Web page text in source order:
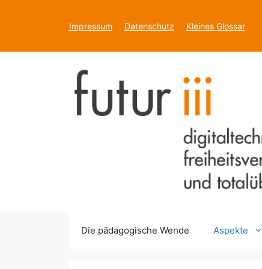
Impressum Datenschutz Kleines Glossar
Die pädagogische Wende Aspekte